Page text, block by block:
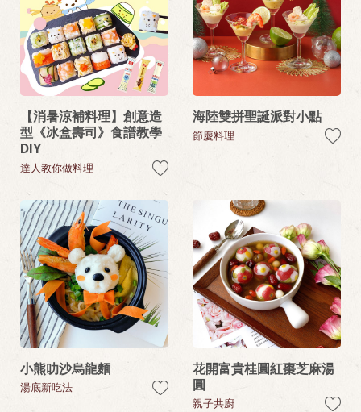
【消暑涼補料理】創意造
型《冰盒壽司》食譜教學
DIY
達人教你做料理
海陸雙拼聖誕派對小點
節慶料理
小熊叻沙烏龍麵
湯底新吃法
花開富貴桂圓紅棗芝麻湯
圓
親子共廚